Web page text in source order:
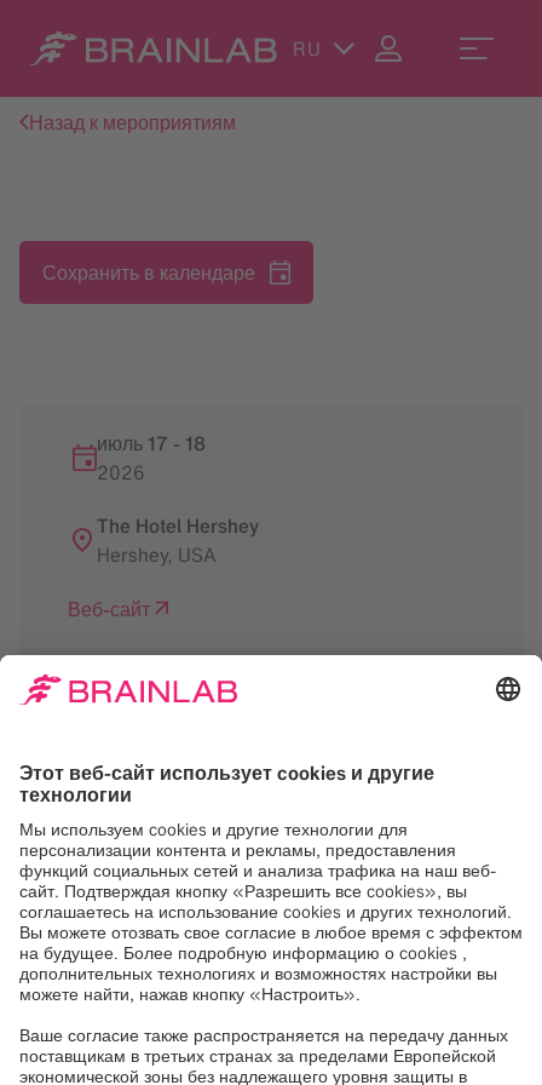
RU
Назад к мероприятиям
Сохранить в календаре
июль 17 - 18
2026
The Hotel Hershey
Hershey, USA
Веб-сайт
согласие на загрузку
сервиса Google Maps
Мы используем Google Maps, для
встраивания контента, который может
собирать данные о вашей активности.
Пожалуйста, ознакомьтесь с деталями и
контент.